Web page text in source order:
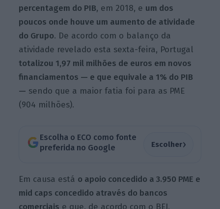
percentagem do PIB, em 2018, e um dos
poucos onde houve um aumento de atividade
do Grupo. De acordo com o balanço da
atividade revelado esta sexta-feira, Portugal
totalizou 1,97 mil milhões de euros em novos
financiamentos — e que equivale a 1% do PIB
— sendo que a maior fatia foi para as PME
(904 milhões).
Escolha o ECO como fonte
preferida no Google
Escolher›
Em causa está o apoio concedido a 3.950 PME e
mid caps concedido através do bancos
comerciais e que, de acordo com o BEI,